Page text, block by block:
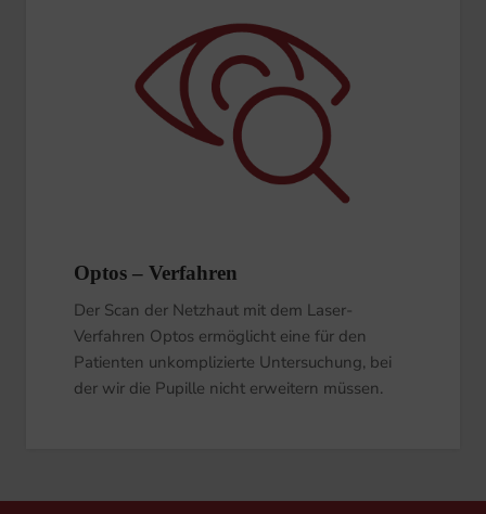
Optos – Verfahren
Der Scan der Netzhaut mit dem Laser-
Verfahren Optos ermöglicht eine für den
Patienten unkomplizierte Untersuchung, bei
der wir die Pupille nicht erweitern müssen.